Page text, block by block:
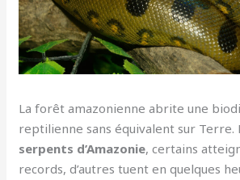
La forêt amazonienne abrite une
reptilienne sans équivalent sur Terre.
serpents d’Amazonie, certains
records, d’autres tuent en quelques